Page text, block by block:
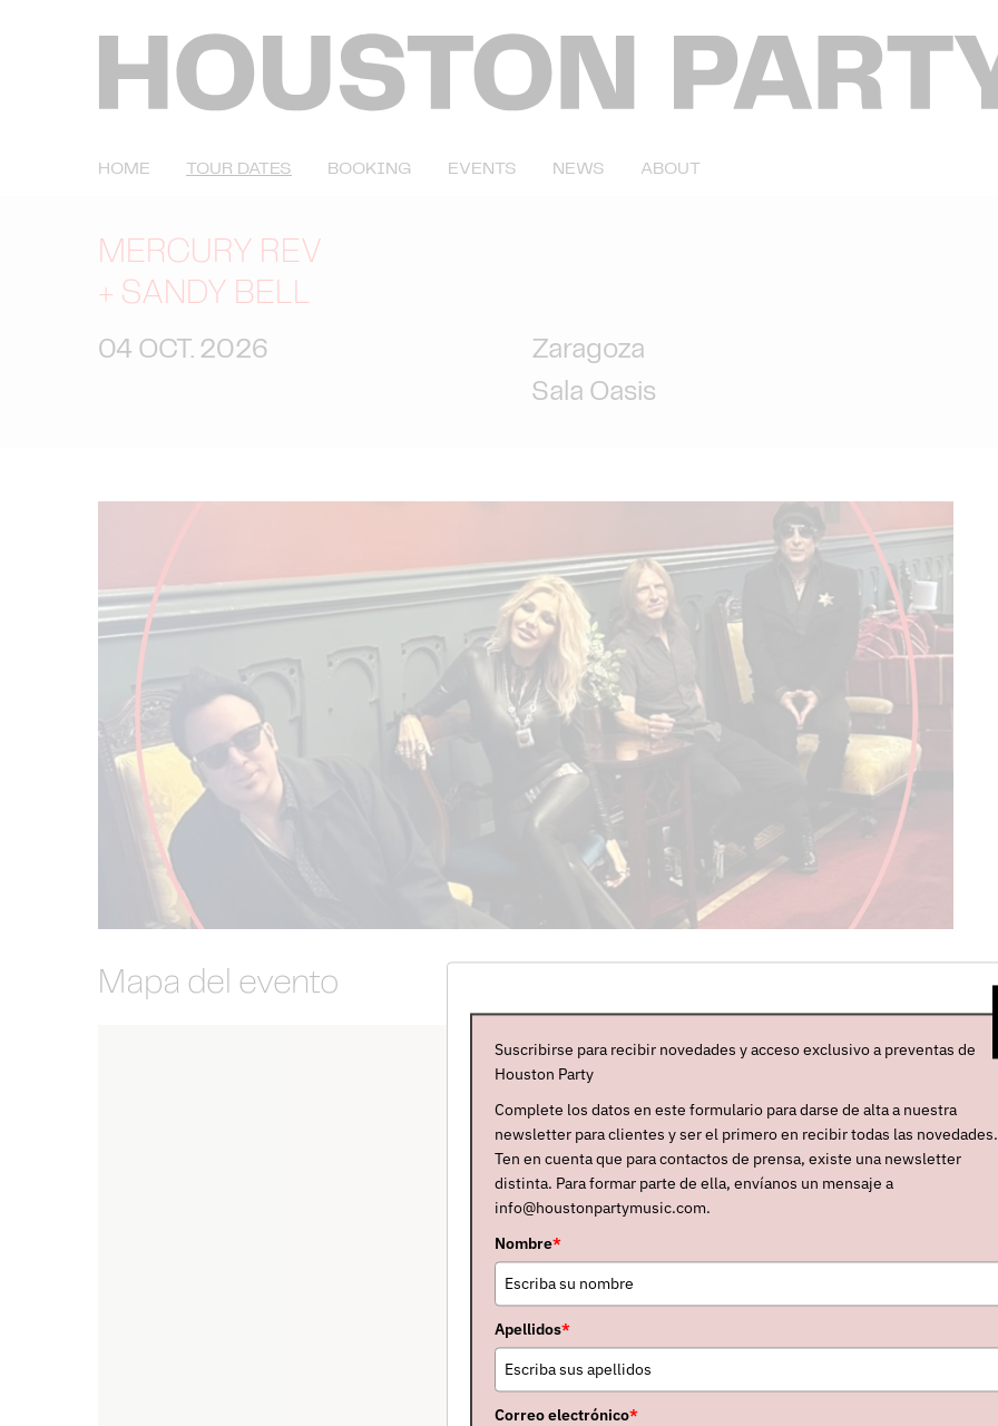
HOME TOUR DATES BOOKING EVENTS NEWS ABOUT
MERCURY REV
+ SANDY BELL
04 OCT. 2026
Zaragoza
Sala Oasis
Mapa del evento
Suscribirse para recibir novedades y acceso exclusivo a preventas de
Houston Party
Complete los datos en este formulario para darse de alta a nuestra
newsletter para clientes y ser el primero en recibir todas las novedades.
Ten en cuenta que para contactos de prensa, existe una newsletter
distinta. Para formar parte de ella, envíanos un mensaje a
info@houstonpartymusic.com.
Nombre*
Apellidos*
Correo electrónico*